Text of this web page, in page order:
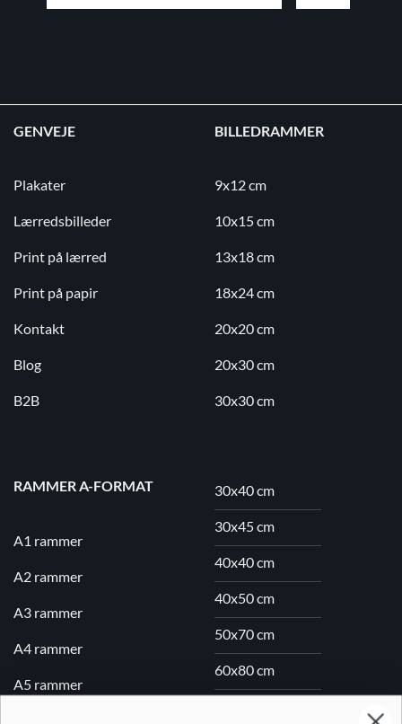
GENVEJE
Plakater
Lærredsbilleder
Print på lærred
Print på papir
Kontakt
Blog
B2B
BILLEDRAMMER
9x12 cm
10x15 cm
13x18 cm
18x24 cm
20x20 cm
20x30 cm
30x30 cm
RAMMER A-FORMAT
A1 rammer
A2 rammer
A3 rammer
A4 rammer
A5 rammer
30x40 cm
30x45 cm
40x40 cm
40x50 cm
50x70 cm
60x80 cm